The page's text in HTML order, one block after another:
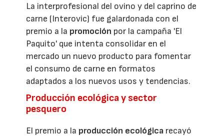
La interprofesional del ovino y del caprino de
carne (Interovic) fue galardonada con el
premio a la promoción por la campaña 'El
Paquito' que intenta consolidar en el
mercado un nuevo producto para fomentar
el consumo de carne en formatos
adaptados a los nuevos usos y tendencias.
Producción ecológica y sector
pesquero
El premio a la producción ecológica recayó